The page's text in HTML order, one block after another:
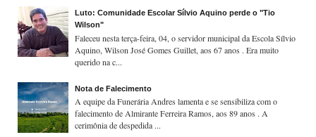
Luto: Comunidade Escolar Sílvio Aquino perde o "Tio
Wilson"
Faleceu nesta terça-feira, 04, o servidor municipal da Escola Sílvio
Aquino, Wilson José Gomes Guillet, aos 67 anos . Era muito
querido na c...
Nota de Falecimento
A equipe da Funerária Andres lamenta e se sensibiliza com o
falecimento de Almirante Ferreira Ramos, aos 89 anos . A
cerimônia de despedida ...